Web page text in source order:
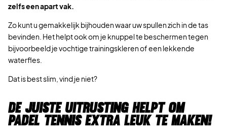
zelfs een apart vak.
Zo kunt u gemakkelijk bijhouden waar uw spullen zich in de tas
bevinden. Het helpt ook om je knuppel te beschermen tegen
bijvoorbeeld je vochtige trainingskleren of een lekkende
waterfles.
Dat is best slim, vind je niet?
DE JUISTE UITRUSTING HELPT OM
PADEL TENNIS EXTRA LEUK TE MAKEN!